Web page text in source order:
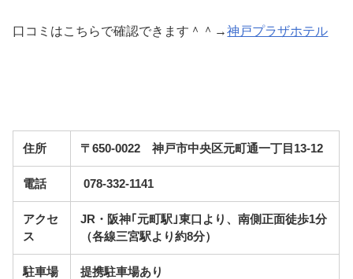
口コミはこちらで確認できます＾＾→神戸プラザホテル
住所 〒650-0022 神戸市中央区元町通一丁目13-12
電話 078-332-1141
アクセ
ス
JR・阪神｢元町駅｣東口より、南側正面徒歩1分
（各線三宮駅より約8分）
駐車場 提携駐車場あり